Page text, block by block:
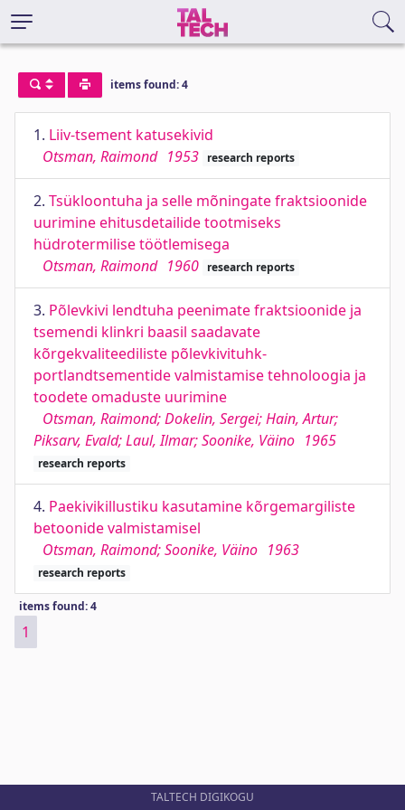
items found: 4
1. Liiv-tsement katusekivid
Otsman, Raimond 1953 research reports
2. Tsükloontuha ja selle mõningate fraktsioonide
uurimine ehitusdetailide tootmiseks
hüdrotermilise töötlemisega
Otsman, Raimond 1960 research reports
3. Põlevkivi lendtuha peenimate fraktsioonide ja
tsemendi klinkri baasil saadavate
kõrgekvaliteediliste põlevkivituhk-
portlandtsementide valmistamise tehnoloogia ja
toodete omaduste uurimine
Otsman, Raimond; Dokelin, Sergei; Hain, Artur;
Piksarv, Evald; Laul, Ilmar; Soonike, Väino 1965
research reports
4. Paekivikillustiku kasutamine kõrgemargiliste
betoonide valmistamisel
Otsman, Raimond; Soonike, Väino 1963
research reports
items found: 4
1
TALTECH DIGIKOGU